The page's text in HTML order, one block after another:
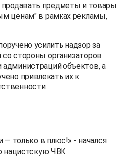
продавать предметы и товары
ценам" в рамках рекламы,
усилить надзор за
стороны организаторов
объектов, а
привлекать их к
— только в плюс!» - начался
нацистскую ЧВК